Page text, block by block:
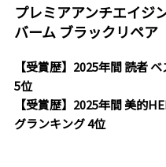
プレミアアンチエイジ
バーム ブラックリペア
【受賞歴】2025年間 読者
5位
【受賞歴】2025年間 美的
グランキング 4位